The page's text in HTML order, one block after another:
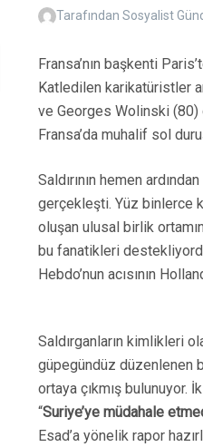
Tarafından Sosyalist
Fransa’nın başkenti
Katledilen karikatüristler
ve Georges Wolinski (80)
Fransa’da muhalif sol
Saldırının hemen
gerçekleşti. Yüz binlerce
oluşan ulusal birlik
bu fanatikleri
Hebdo’nun acısının
Saldırganların kimlikleri
güpegündüz düzenlenen
ortaya çıkmış bulunuyor.
“Suriye’ye müdahale
Esad’a yönelik rapor